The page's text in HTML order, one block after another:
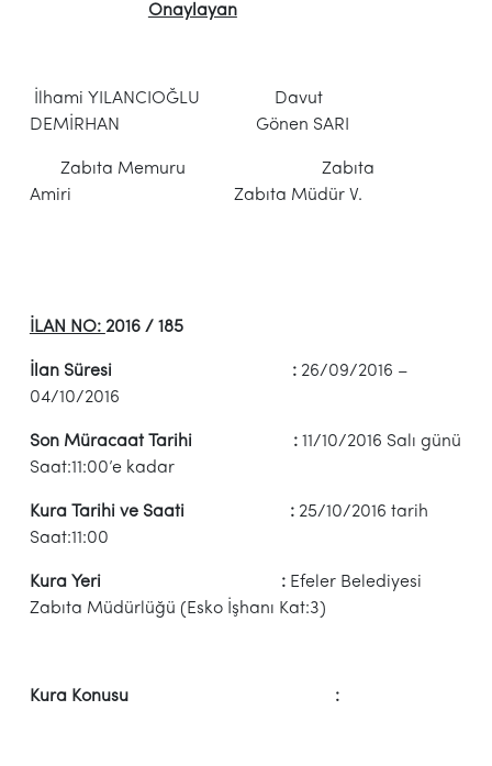
Onaylayan
İlhami YILANCIOĞLU Davut
DEMİRHAN Gönen SARI
Zabıta Memuru Zabıta
Amiri Zabıta Müdür V.
İLAN NO: 2016 / 185
İlan Süresi : 26/09/2016 –
04/10/2016
Son Müracaat Tarihi : 11/10/2016 Salı günü
Saat:11:00’e kadar
Kura Tarihi ve Saati : 25/10/2016 tarih
Saat:11:00
Kura Yeri : Efeler Belediyesi
Zabıta Müdürlüğü (Esko İşhanı Kat:3)
Kura Konusu :